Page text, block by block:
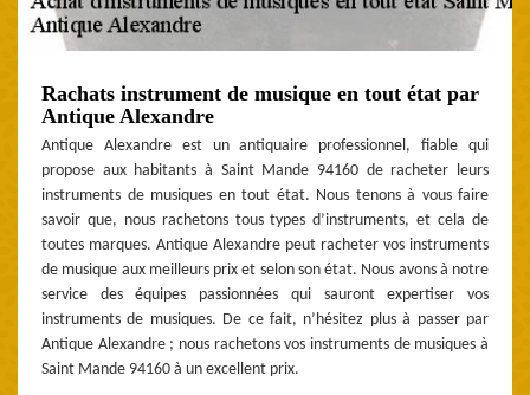
Rachats instrument de musique en tout état par
Antique Alexandre
Antique Alexandre est un antiquaire professionnel, fiable qui
propose aux habitants à Saint Mande 94160 de racheter leurs
instruments de musiques en tout état. Nous tenons à vous faire
savoir que, nous rachetons tous types d’instruments, et cela de
toutes marques. Antique Alexandre peut racheter vos instruments
de musique aux meilleurs prix et selon son état. Nous avons à notre
service des équipes passionnées qui sauront expertiser vos
instruments de musiques. De ce fait, n’hésitez plus à passer par
Antique Alexandre ; nous rachetons vos instruments de musiques à
Saint Mande 94160 à un excellent prix.